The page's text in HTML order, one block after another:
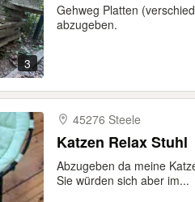
3
Gehweg Platten
abzugeben.
45276 Steele
Katzen Relax Stuhl
Abzugeben da meine
Sie würden sich aber im...